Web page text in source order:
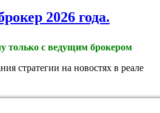
2026 года.
только с ведущим брокером
стратегии на новостях в реале